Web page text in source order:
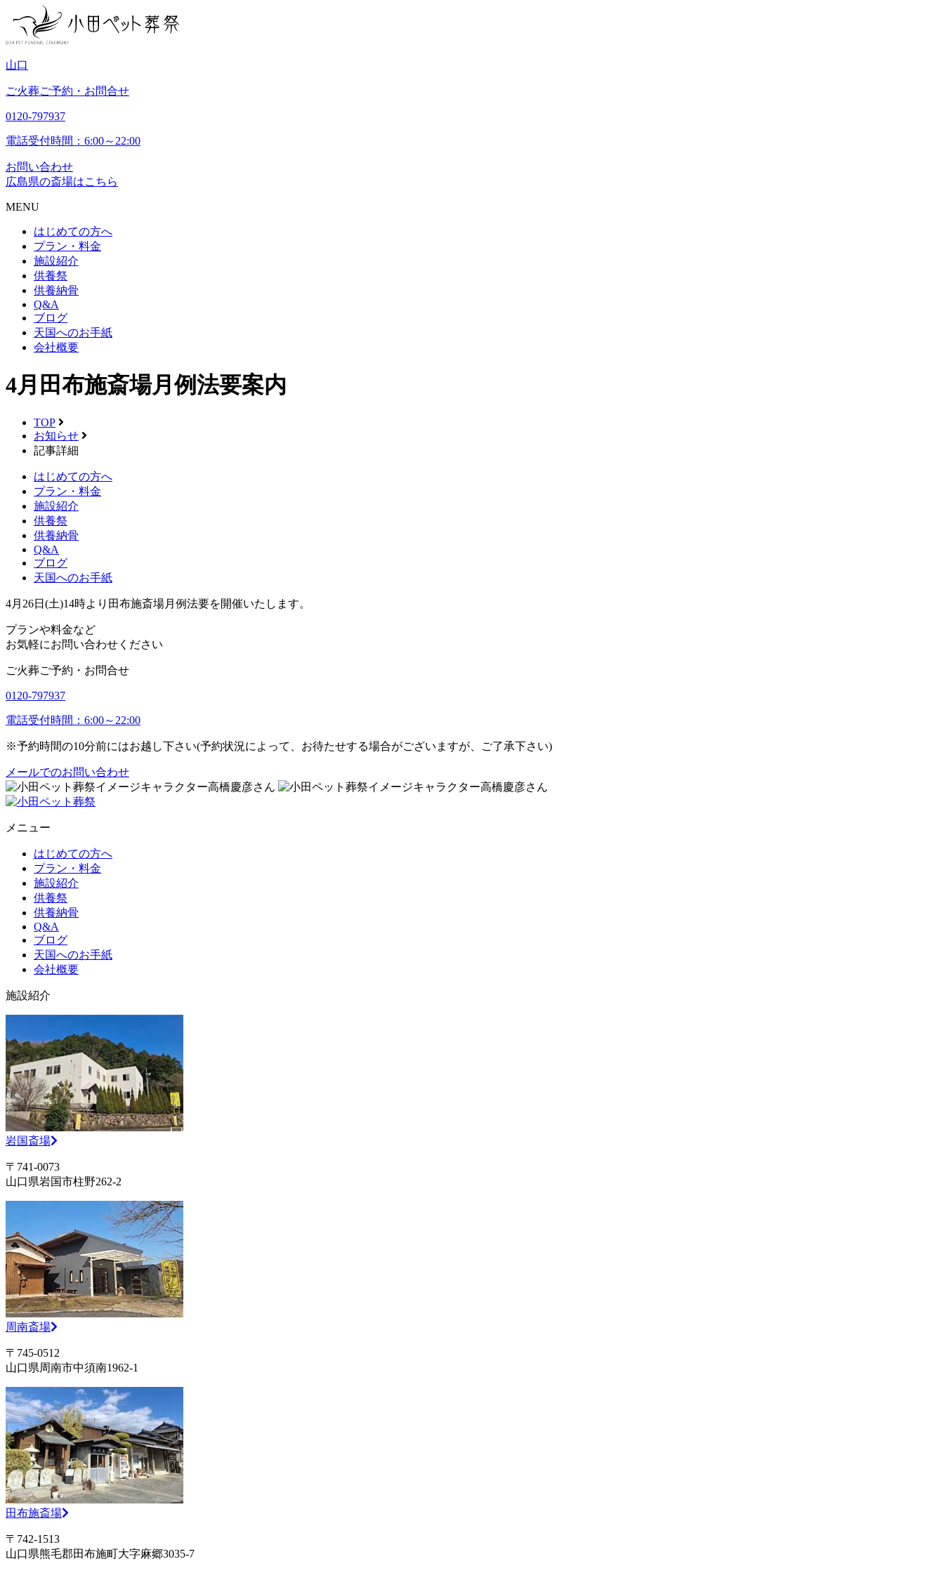
山口
ご火葬ご予約・お問合せ
0120-797937
電話受付時間：6:00～22:00
お問い合わせ
広島県の斎場はこちら
MENU
はじめての方へ
プラン・料金
施設紹介
供養祭
供養納骨
Q&A
ブログ
天国へのお手紙
会社概要
4月田布施斎場月例法要案内
TOP
お知らせ
記事詳細
はじめての方へ
プラン・料金
施設紹介
供養祭
供養納骨
Q&A
ブログ
天国へのお手紙
4月26日(土)14時より田布施斎場月例法要を開催いたします。
プランや料金など
お気軽にお問い合わせください
ご火葬ご予約・お問合せ
0120-797937
電話受付時間：6:00～22:00
※予約時間の10分前にはお越し下さい(予約状況によって、お待たせする場合がございますが、ご了承下さい)
メールでのお問い合わせ
メニュー
はじめての方へ
プラン・料金
施設紹介
供養祭
供養納骨
Q&A
ブログ
天国へのお手紙
会社概要
施設紹介
岩国斎場
〒741-0073
山口県岩国市柱野262-2
周南斎場
〒745-0512
山口県周南市中須南1962-1
田布施斎場
〒742-1513
山口県熊毛郡田布施町大字麻郷3035-7